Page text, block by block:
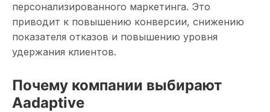
персонализированного маркетинга. Это
приводит к повышению конверсии, снижению
показателя отказов и повышению уровня
удержания клиентов.
Почему компании выбирают
Aadaptive